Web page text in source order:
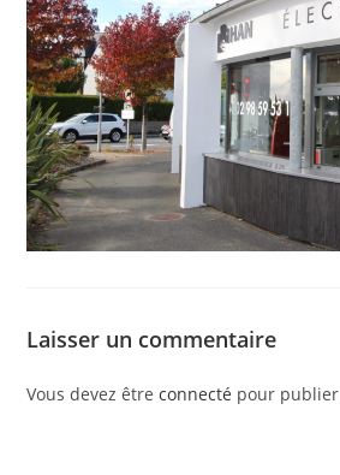
Laisser un commentaire
Vous devez êtreconnecté pour